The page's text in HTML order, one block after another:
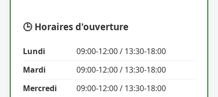
🕒 Horaires d'ouverture
Lundi
09:00-12:00 / 13:30-18:00
Mardi
09:00-12:00 / 13:30-18:00
Mercredi
09:00-12:00 / 13:30-18:00